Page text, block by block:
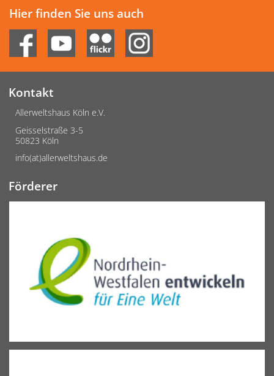
Hier finden Sie uns auch
Kontakt
Allerweltshaus Köln e.V.
Geisselstraße 3-5
50823 Köln
info(at)allerweltshaus.de
Förderer